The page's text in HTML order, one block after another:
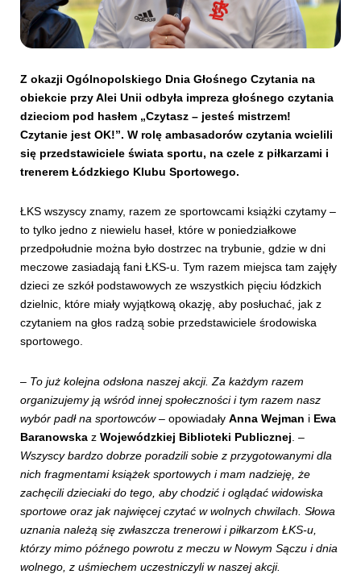
SKLEP KUP BILET
Z okazji Ogólnopolskiego Dnia Głośnego Czytania na
obiekcie przy Alei Unii odbyła impreza głośnego czytania
dzieciom pod hasłem „Czytasz – jesteś mistrzem!
Czytanie jest OK!”. W rolę ambasadorów czytania wcielili
się przedstawiciele świata sportu, na czele z piłkarzami i
trenerem Łódzkiego Klubu Sportowego.
ŁKS wszyscy znamy, razem ze sportowcami książki czytamy –
to tylko jedno z niewielu haseł, które w poniedziałkowe
przedpołudnie można było dostrzec na trybunie, gdzie w dni
meczowe zasiadają fani ŁKS-u. Tym razem miejsca tam zajęły
dzieci ze szkół podstawowych ze wszystkich pięciu łódzkich
dzielnic, które miały wyjątkową okazję, aby posłuchać, jak z
czytaniem na głos radzą sobie przedstawiciele środowiska
sportowego.
– To już kolejna odsłona naszej akcji. Za każdym razem
organizujemy ją wśród innej społeczności i tym razem nasz
wybór padł na sportowców– opowiadały Anna Wejman i Ewa
Baranowska z Wojewódzkiej Biblioteki Publicznej . –
Wszyscy bardzo dobrze poradzili sobie z przygotowanymi dla
nich fragmentami książek sportowych i mam nadzieję, że
zachęcili dzieciaki do tego, aby chodzić i oglądać widowiska
sportowe oraz jak najwięcej czytać w wolnych chwilach. Słowa
uznania należą się zwłaszcza trenerowi i piłkarzom ŁKS-u,
którzy mimo późnego powrotu z meczu w Nowym Sączu i dnia
wolnego, z uśmiechem uczestniczyli w naszej akcji.